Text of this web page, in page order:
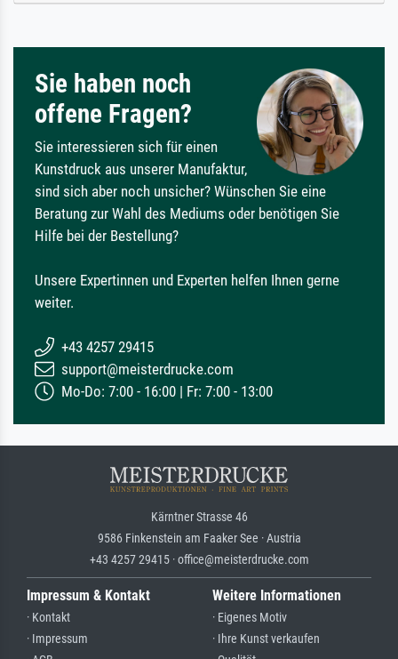
Sie haben noch
offene Fragen?
Sie interessieren sich für einen
Kunstdruck aus unserer Manufaktur,
sind sich aber noch unsicher? Wünschen Sie eine
Beratung zur Wahl des Mediums oder benötigen Sie
Hilfe bei der Bestellung?
Unsere Expertinnen und Experten helfen Ihnen gerne
weiter.
+43 4257 29415
support@meisterdrucke.com
Mo-Do: 7:00 - 16:00 | Fr: 7:00 - 13:00
Kärntner Strasse 46
9586 Finkenstein am Faaker See · Austria
+43 4257 29415 · office@meisterdrucke.com
Impressum & Kontakt
· Kontakt
· Impressum
Weitere Informationen
· Eigenes Motiv
· Ihre Kunst verkaufen